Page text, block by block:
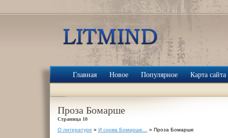
Главная Новое Популярное Карта сайта
Проза Бомарше
Страница 10
О литературе » И снова Бомарше… » Проза Бомарше